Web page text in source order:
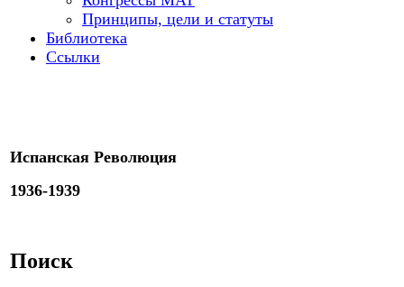
Принципы, цели и статуты
Библиотека
Ссылки
Испанская Революция
1936-1939
Поиск